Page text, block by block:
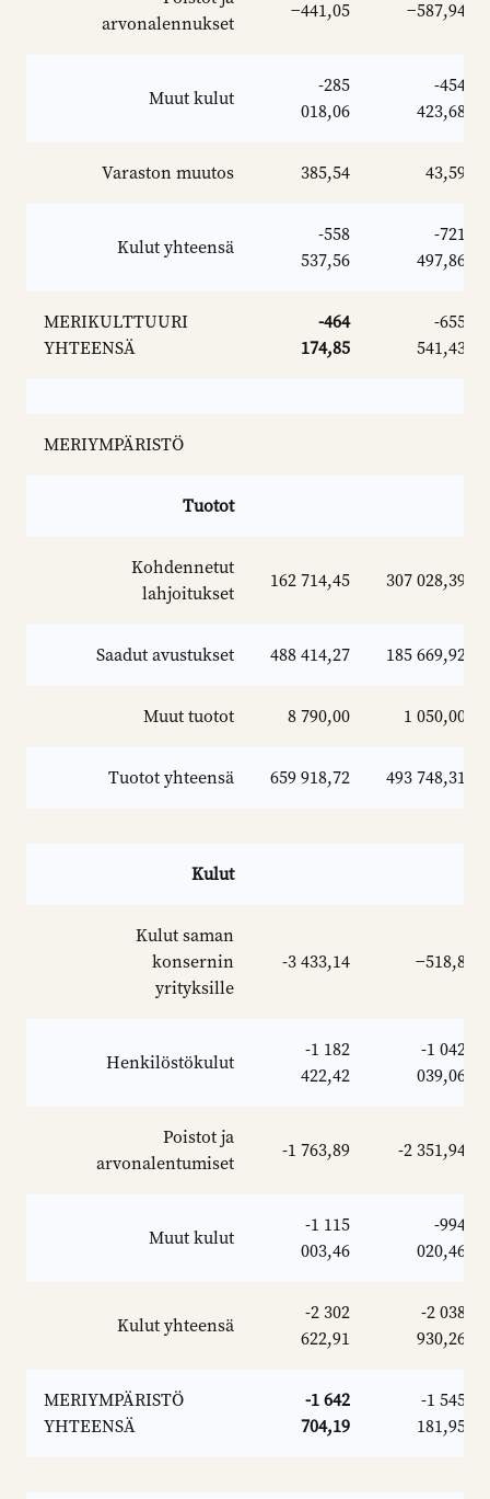
arvonalennukset
−441,05 −587,94
Muut kulut
-285
018,06
-454
423,68
Varaston muutos 385,54 43,59
Kulut yhteensä
-558
537,56
-721
497,86
MERIKULTTUURI
YHTEENSÄ
-464
174,85
-655
541,43
MERIYMPÄRISTÖ
Tuotot
Kohdennetut
lahjoitukset
162 714,45 307 028,39
Saadut avustukset 488 414,27 185 669,92
Muut tuotot 8 790,00 1 050,00
Tuotot yhteensä 659 918,72 493 748,31
Kulut
Kulut saman
konsernin
yrityksille
-3 433,14 −518,8
Henkilöstökulut
-1 182
422,42
-1 042
039,06
Poistot ja
arvonalentumiset
-1 763,89 -2 351,94
Muut kulut
-1 115
003,46
-994
020,46
Kulut yhteensä
-2 302
622,91
-2 038
930,26
MERIYMPÄRISTÖ
YHTEENSÄ
-1 642
704,19
-1 545
181,95